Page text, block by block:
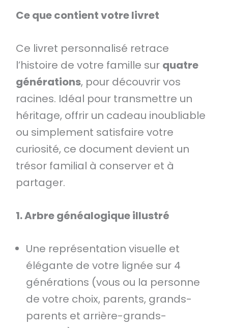
Ce que contient votre livret
Ce livret personnalisé retrace
l’histoire de votre famille sur quatre
générations, pour découvrir vos
racines. Idéal pour transmettre un
héritage, offrir un cadeau inoubliable
ou simplement satisfaire votre
curiosité, ce document devient un
trésor familial à conserver et à
partager.
1. Arbre généalogique illustré
Une représentation visuelle et
élégante de votre lignée sur 4
générations (vous ou la personne
de votre choix, parents, grands-
parents et arrière-grands-